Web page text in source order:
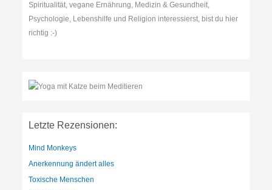
Spiritualität, vegane Ernährung, Medizin & Gesundheit,
Psychologie, Lebenshilfe und Religion interessierst, bist du hier
richtig :-)
Letzte Rezensionen:
Mind Monkeys
Anerkennung ändert alles
Toxische Menschen